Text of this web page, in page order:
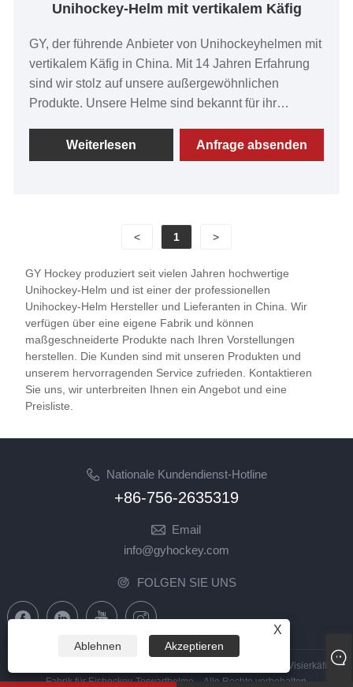
Unihockey-Helm mit vertikalem Käfig
GY, der führende Anbieter von Unihockeyhelmen mit
vertikalem Käfig in China. Mit 14 Jahren Erfahrung
sind wir stolz auf unsere außergewöhnlichen
Produkte. Unsere Helme sind bekannt für ihr
Qualität, fortschrittliche Produktionstechniken und
modernste Ausrüstung. Wir genießen das Vertrauen
Weiterlesen Anfrage absenden
< 1 >
GY Hockey produziert seit vielen Jahren hochwertige
Unihockey-Helm und ist einer der professionellen
Unihockey-Helm Hersteller und Lieferanten in China. Wir
verfügen über eine eigene Fabrik und können
maßgeschneiderte Produkte nach Ihren Vorstellungen
herstellen. Die Kunden sind mit unseren Produkten und
unserem hervorragenden Service zufrieden. Kontaktieren
Sie uns, wir unterbreiten Ihnen ein Angebot und eine
Preisliste.
Nationale Kundendienst-Hotline
+86-756-2635319
Email
info@gyhockey.com
FOLGEN SIE UNS
Copyright © 2023 Zhuhai GY Hockey Co., Ltd. – China Hockey Visierkäfig,
Fabrik für Eishockey-Torwarthelme – Alle Rechte vorbehalten
X
Ablehnen Akzeptieren